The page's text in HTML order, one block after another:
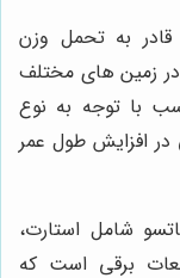
قادر به تحمل وزن
زمین های مختلف
با توجه به نوع
افزایش طول عمر
شامل استارت،
برقی است که